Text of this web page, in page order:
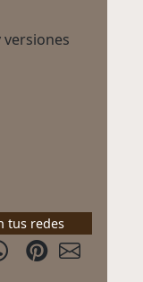
versiones
tus redes